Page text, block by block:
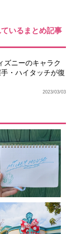
いるまとめ記事
ズニーのキャラク
・ハイタッチが復
2023/03/03